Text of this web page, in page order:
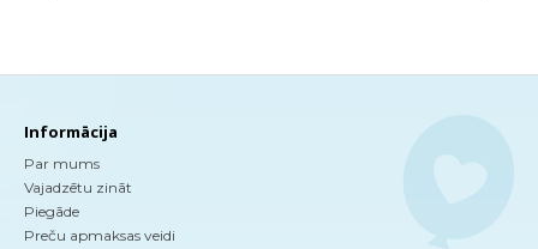
Informācija
Par mums
Vajadzētu zināt
Piegāde
Preču apmaksas veidi